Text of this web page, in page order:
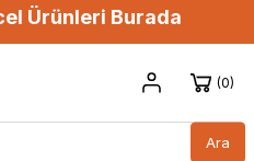
Ürünleri Burada
Ara
0